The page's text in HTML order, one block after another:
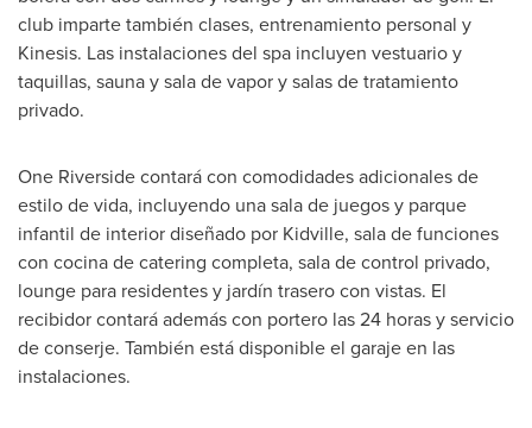
club imparte también clases, entrenamiento personal y
Kinesis. Las instalaciones del spa incluyen vestuario y
taquillas, sauna y sala de vapor y salas de tratamiento
privado.
One Riverside contará con comodidades adicionales de
estilo de vida, incluyendo una sala de juegos y parque
infantil de interior diseñado por Kidville, sala de funciones
con cocina de catering completa, sala de control privado,
lounge para residentes y jardín trasero con vistas. El
recibidor contará además con portero las 24 horas y servicio
de conserje. También está disponible el garaje en las
instalaciones.